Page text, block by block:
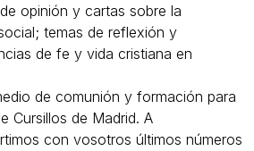
opinión y cartas sobre la
temas de reflexión y
de fe y vida cristiana en
de comunión y formación para
Cursillos de Madrid. A
con vosotros últimos números